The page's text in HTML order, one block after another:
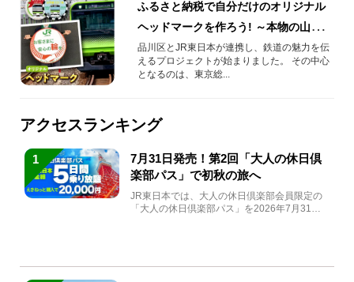
ふるさと納税で自分だけのオリジナル
ヘッドマークを作ろう! ～本物の山手線
であなただけの素敵な体験を～
品川区とJR東日本が連携し、鉄道の魅力を伝
えるプロジェクトが始まりました。 その中心
となるのは、東京総...
アクセスランキング
1
7月31日発売！第2回「大人の休日倶
楽部パス」で初秋の旅へ
JR東日本では、大人の休日倶楽部会員限定の
「大人の休日倶楽部パス」を2026年7月31日